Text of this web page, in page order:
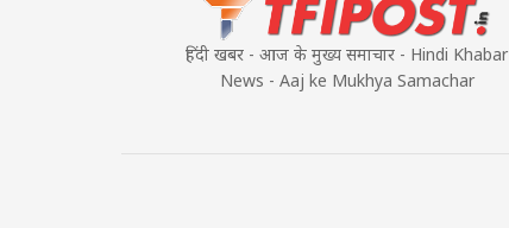
हिंदी खबर - आज के मुख्य समाचार - Hindi Khabar
News - Aaj ke Mukhya Samachar